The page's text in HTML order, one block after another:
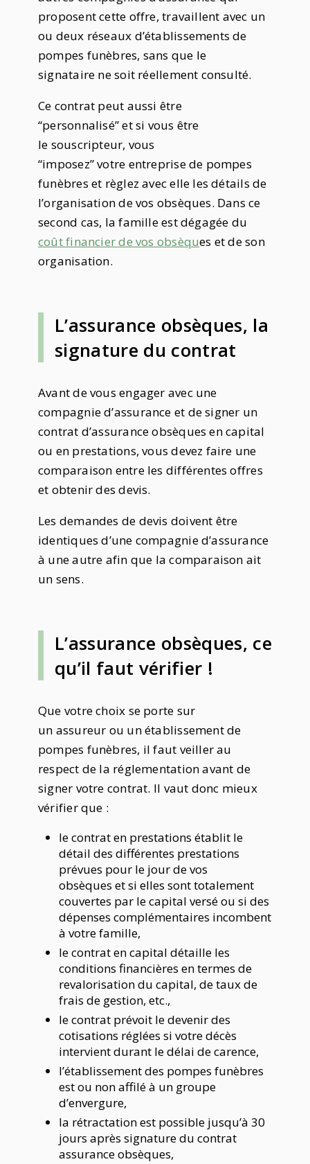
proposent cette offre, travaillent avec un
ou deux réseaux d’établissements de
pompes funèbres, sans que le
signataire ne soit réellement consulté.
Ce contrat peut aussi être
“personnalisé” et si vous être
le souscripteur, vous
“imposez” votre entreprise de pompes
funèbres et règlez avec elle les détails de
l’organisation de vos obsèques. Dans ce
second cas, la famille est dégagée du
coût financier de vos obsèques et de son
organisation.
L’assurance obsèques, la
signature du contrat
Avant de vous engager avec une
compagnie d’assurance et de signer un
contrat d’assurance obsèques en capital
ou en prestations, vous devez faire une
comparaison entre les différentes offres
et obtenir des devis.
Les demandes de devis doivent être
identiques d’une compagnie d’assurance
à une autre afin que la comparaison ait
un sens.
L’assurance obsèques, ce
qu’il faut vérifier !
Que votre choix se porte sur
un assureur ou un établissement de
pompes funèbres, il faut veiller au
respect de la réglementation avant de
signer votre contrat. Il vaut donc mieux
vérifier que :
le contrat en prestations établit le
détail des différentes prestations
prévues pour le jour de vos
obsèques et si elles sont totalement
couvertes par le capital versé ou si des
dépenses complémentaires incombent
à votre famille,
le contrat en capital détaille les
conditions financières en termes de
revalorisation du capital, de taux de
frais de gestion, etc.,
le contrat prévoit le devenir des
cotisations réglées si votre décès
intervient durant le délai de carence,
l’établissement des pompes funèbres
est ou non affilé à un groupe
d’envergure,
la rétractation est possible jusqu’à 30
jours après signature du contrat
assurance obsèques,